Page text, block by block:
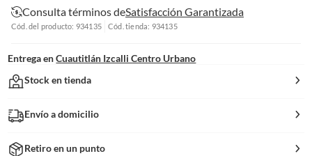
Consulta términos deSatisfacción Garantizada
Cód. del producto: 934135 Cód. tienda: 934135
Entrega en Cuautitlán Izcalli Centro Urbano
Stock en tienda
Envío a domicilio
Retiro en un punto